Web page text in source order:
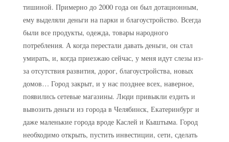
тишиной. Примерно до 2000 года он был дотационным,
ему выделяли деньги на парки и благоустройство. Всегда
были все продукты, одежда, товары народного
потребления. А когда перестали давать деньги, он стал
умирать, и, когда приезжаю сейчас, у меня идут слезы из-
за отсутствия развития, дорог, благоустройства, новых
домов… Город закрыт, и у нас позднее всех, наверное,
появились сетевые магазины. Люди привыкли ездить и
вывозить деньги из города в Челябинск, Екатеринбург и
даже маленькие города вроде Каслей и Кыштыма. Город
необходимо открыть, пустить инвестиции, сети, сделать